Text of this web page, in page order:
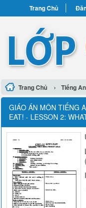
Trang Chủ
Trang Chủ › Tiếng
GIÁO ÁN MÔN TIẾNG
EAT! - LESSON 2: